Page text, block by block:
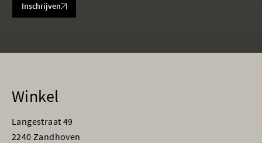
Inschrijven
Winkel
Langestraat 49
2240 Zandhoven